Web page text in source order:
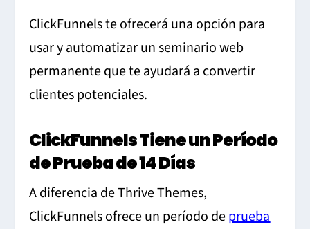
ClickFunnels te ofrecerá una opción para
usar y automatizar un seminario web
permanente que te ayudará a convertir
clientes potenciales.
ClickFunnels Tiene un Período
de Prueba de 14 Días
A diferencia de Thrive Themes,
ClickFunnels ofrece un período deprueba